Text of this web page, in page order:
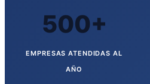
500+
EMPRESAS ATENDIDAS AL
AÑO